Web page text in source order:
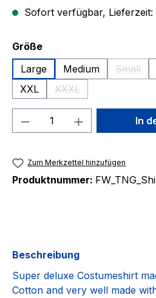
Sofort verfügbar, Lieferzeit:
Größeauswählen
Large
Medium Small
XXL XXXL
(Diese Option ist
Produkt Anzahl: Gib
In
Zum Merkzettel hinzufügen
Produktnummer:
Beschreibung
Super deluxe Costumeshirt
Cotton and very well made